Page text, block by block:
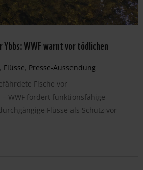
Ybbs: WWF warnt vor tödlichen
, Flüsse, Presse-Aussendung
Fische vor
WWF fordert funktionsfähige
Flüsse als Schutz vor